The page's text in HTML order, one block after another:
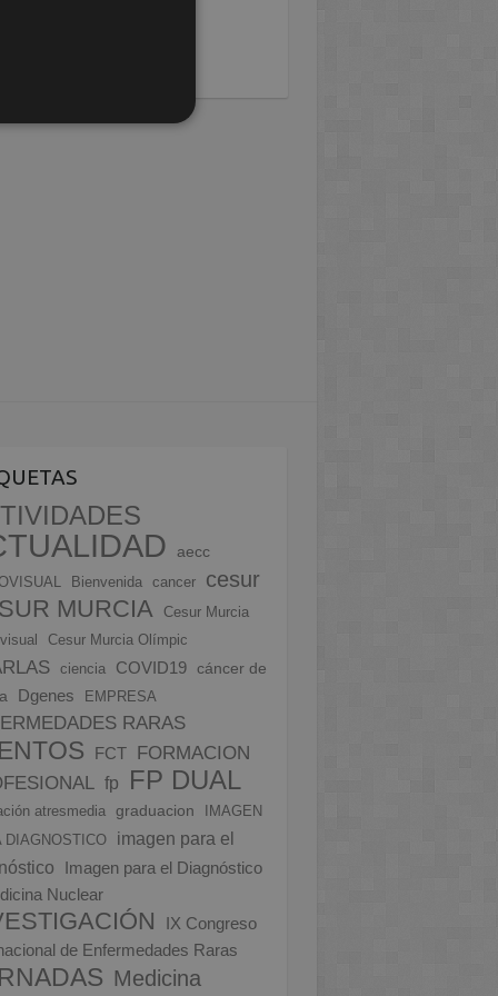
aecc
Bienvenida cancer cesur
MURCIA
Cesur Murcia
Cesur Murcia Olímpic
ciencia COVID19 cáncer de
Dgenes EMPRESA
RARAS
FCT
FORMACION
fp FP DUAL
atresmedia graduacion
IMAGEN
DIAGNOSTICO
imagen para el
Imagen para el Diagnóstico
Nuclear
IX Congreso
de Enfermedades Raras
Medicina